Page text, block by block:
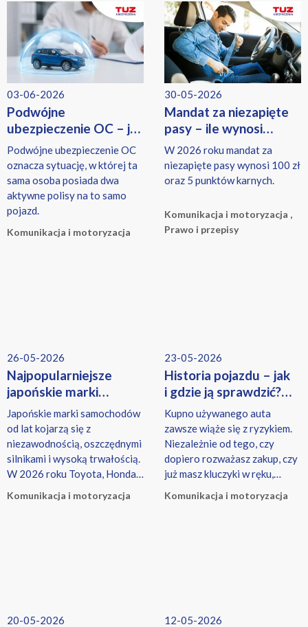
03-06-2026
Podwójne
ubezpieczenie OC – jak
zgłosić i wypowiedzieć
polisę pojazdu?
Podwójne ubezpieczenie OC
oznacza sytuację, w której ta
sama osoba posiada dwa
aktywne polisy na to samo
pojazd.
Komunikacja i motoryzacja
30-05-2026
Mandat za niezapięte
pasy – ile wynosi
w 2026 roku? Aktualne
stawki i przepisy
W 2026 roku mandat za
niezapięte pasy wynosi 100 zł
oraz 5 punktów karnych.
Komunikacja i motoryzacja ,
Prawo i przepisy
26-05-2026
Najpopularniejsze
japońskie marki
samochodów 2026
— ranking, opinie
i niezawodność
Japońskie marki samochodów
od lat kojarzą się z
niezawodnością, oszczędnymi
silnikami i wysoką trwałością.
W 2026 roku Toyota, Honda,
należą do najczęściej
Komunikacja i motoryzacja
23-05-2026
Historia pojazdu – jak
i gdzie ją sprawdzić?
Czy musisz płacić
za raporty?
Kupno używanego auta
zawsze wiąże się z ryzykiem.
Niezależnie od tego, czy
dopiero rozważasz zakup, czy
już masz kluczyki w ręku,
to jeden z najważniejszych
Komunikacja i motoryzacja
20-05-2026 12-05-2026